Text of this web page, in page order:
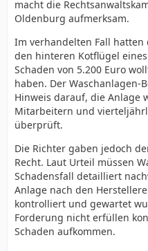
macht die
Oldenburg aufmerksam.
Im verhandelten Fall hatten
den hinteren Kotflügel
Schaden von 5.200 Euro
haben. Der
Hinweis darauf, die Anlage
Mitarbeitern und
überprüft.
Die Richter gaben jedoch
Recht. Laut Urteil müssen
Schadensfall detailliert
Anlage nach den
kontrolliert und gewartet
Forderung nicht erfüllen
Schaden aufkommen.